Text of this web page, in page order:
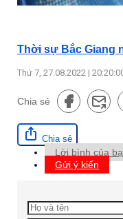
Thời sự Bắc Giang
Thứ 7, 27.08.2022 |
Chia sẻ
Chia sẻ
Lời bình của
Gửi ý kiến